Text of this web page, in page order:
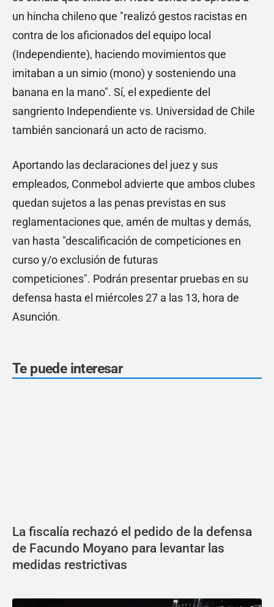
un hincha chileno que "realizó gestos racistas en
contra de los aficionados del equipo local
(Independiente), haciendo movimientos que
imitaban a un simio (mono) y sosteniendo una
banana en la mano". Sí, el expediente del
sangriento Independiente vs. Universidad de Chile
también sancionará un acto de racismo.
Aportando las declaraciones del juez y sus
empleados, Conmebol advierte que ambos clubes
quedan sujetos a las penas previstas en sus
reglamentaciones que, amén de multas y demás,
van hasta "descalificación de competiciones en
curso y/o exclusión de futuras
competiciones". Podrán presentar pruebas en su
defensa hasta el miércoles 27 a las 13, hora de
Asunción.
Te puede interesar
La fiscalía rechazó el pedido de la defensa
de Facundo Moyano para levantar las
medidas restrictivas